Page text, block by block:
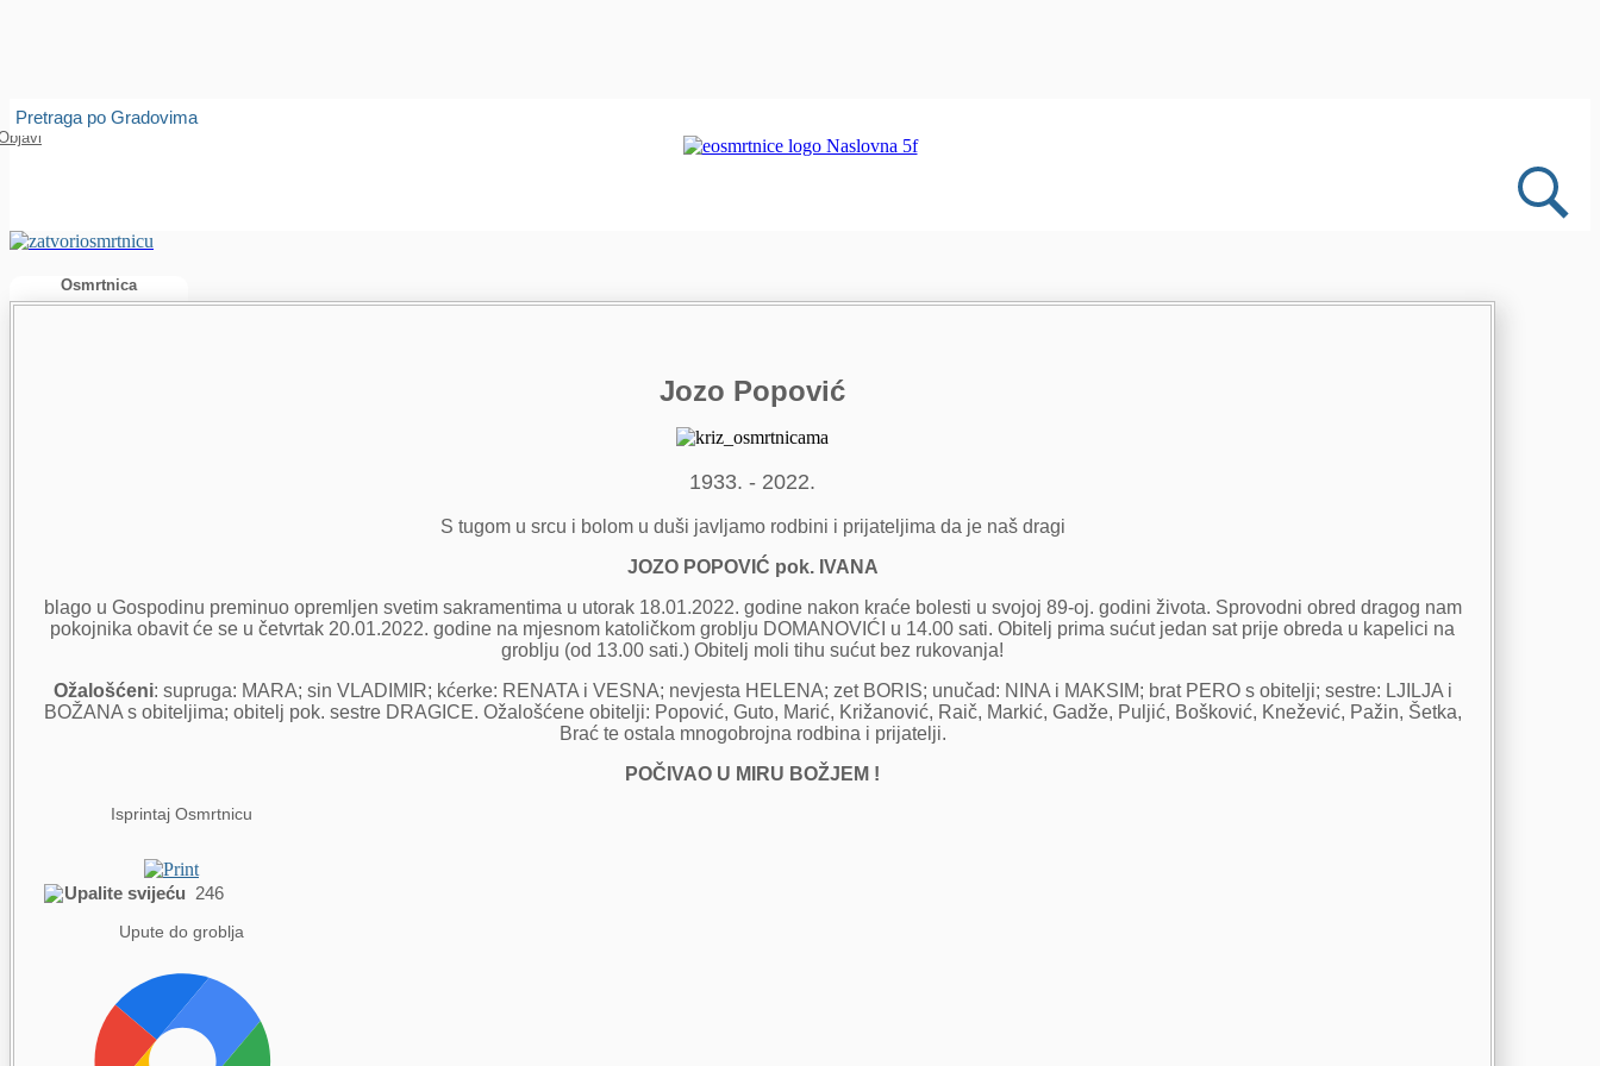
Pretraga po Gradovima
Osmrtnica
Jozo Popović
1933. - 2022.
S tugom u srcu i bolom u duši javljamo rodbini i prijateljima da je naš dragi
JOZO POPOVIĆ pok. IVANA
blago u Gospodinu preminuo opremljen svetim sakramentima u utorak 18.01.2022. godine nakon kraće bolesti u svojoj 89-oj. godini života. Sprovodni obred dragog nam
pokojnika obavit će se u četvrtak 20.01.2022. godine na mjesnom katoličkom groblju DOMANOVIĆI u 14.00 sati. Obitelj prima sućut jedan sat prije obreda u kapelici na
groblju (od 13.00 sati.) Obitelj moli tihu sućut bez rukovanja!
Ožalošćeni: supruga: MARA; sin VLADIMIR; kćerke: RENATA i VESNA; nevjesta HELENA; zet BORIS; unučad: NINA i MAKSIM; brat PERO s obitelji; sestre: LJILJA i
BOŽANA s obiteljima; obitelj pok. sestre DRAGICE. Ožalošćene obitelji: Popović, Guto, Marić, Križanović, Raič, Markić, Gadže, Puljić, Bošković, Knežević, Pažin, Šetka,
Brać te ostala mnogobrojna rodbina i prijatelji.
POČIVAO U MIRU BOŽJEM !
Isprintaj Osmrtnicu
Upalite svijeću 246
Upute do groblja